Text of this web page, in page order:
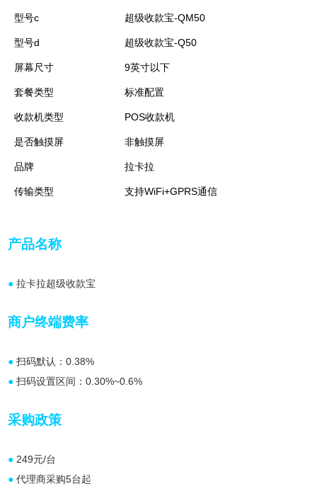
型号c 超级收款宝-QM50
型号d 超级收款宝-Q50
屏幕尺寸 9英寸以下
套餐类型 标准配置
收款机类型 POS收款机
是否触摸屏 非触摸屏
品牌 拉卡拉
传输类型 支持WiFi+GPRS通信
产品名称
● 拉卡拉超级收款宝
商户终端费率
● 扫码默认：0.38%
● 扫码设置区间：0.30%~0.6%
采购政策
● 249元/台
● 代理商采购5台起